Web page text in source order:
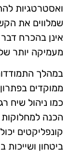
ואסטרטגיות
שמלווים את
אינן בהכרח
מעמיקה יותר
במהלך
ממוקדים
כמו ניהול שיח
הכנה
קונפליקטים
ביטחון